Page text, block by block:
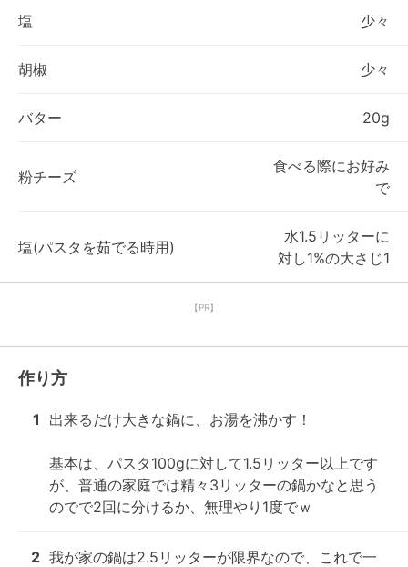
塩 少々
胡椒 少々
バター 20g
粉チーズ
食べる際にお好み
で
塩(パスタを茹でる時用)
水1.5リッターに
対し1%の大さじ1
【PR】
作り方
1 出来るだけ大きな鍋に、お湯を沸かす！
基本は、パスタ100gに対して1.5リッター以上です
が、普通の家庭では精々3リッターの鍋かなと思う
のでで2回に分けるか、無理やり1度でｗ
2 我が家の鍋は2.5リッターが限界なので、これで一